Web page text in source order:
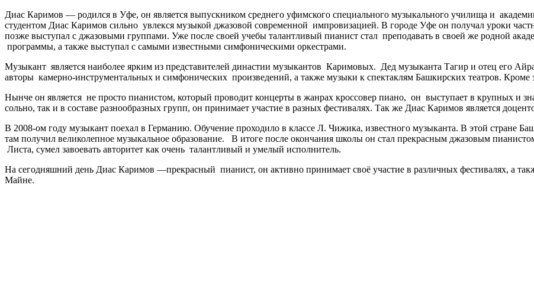
Диас Каримов — родился в Уфе, он является выпускником среднего уфимского специального музыкального училища и
студентом Диас Каримов сильно увлекся музыкой джазовой современной импровизацией. В городе Уфе он получал уроки
позже выступал с джазовыми группами. Уже после своей учебы талантливый пианист стал преподавать в своей же родной
программы, а также выступал с самыми известными симфоническими оркестрами.
Музыкант является наиболее ярким из представителей династии музыкантов Каримовых. Дед музыканта Тагир и отец его
авторы камерно-инструментальных и симфонических произведений, а также музыки к спектаклям Башкирских театров. Кроме
Нынче он является не просто пианистом, который проводит концерты в жанрах кроссовер пиано, он выступает в крупных и
сольно, так и в составе разнообразных групп, он принимает участие в разных фестивалях. Так же Диас Каримов является
В 2008-ом году музыкант поехал в Германию. Обучение проходило в классе Л. Чижика, известного музыканта. В этой стране
там получил великолепное музыкальное образование. В итоге после окончания школы он стал прекрасным джазовым
Листа, сумел завоевать авторитет как очень талантливый и умелый исполнитель.
На сегодняшний день Диас Каримов —прекрасный пианист, он активно принимает своё участие в различных фестивалях, а
Майне.